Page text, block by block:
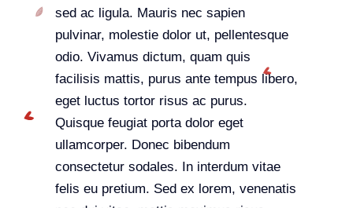
sed ac ligula. Mauris nec sapien
pulvinar, molestie dolor ut, pellentesque
odio. Vivamus dictum, quam quis
facilisis mattis, purus ante tempus libero,
eget luctus tortor risus ac purus.
Quisque feugiat porta dolor eget
ullamcorper. Donec bibendum
consectetur sodales. In interdum vitae
felis eu pretium. Sed ex lorem, venenatis